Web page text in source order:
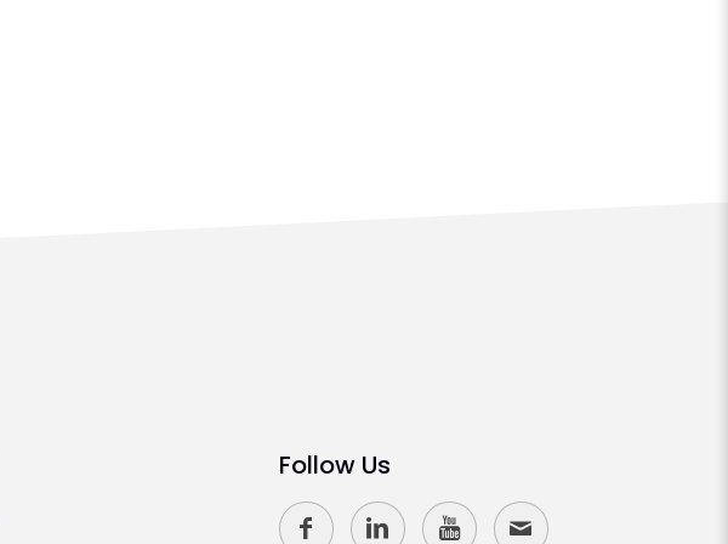
Follow Us